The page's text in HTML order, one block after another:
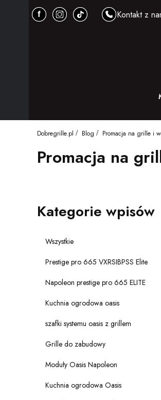
Kontakt z
Dobregrille.pl Blog Promacja na grille i
Promacja na
Kategorie wpisów
Wszystkie
Prestige pro 665 VXRSIBPSS Elite
Napoleon prestige pro 665 ELITE
Kuchnia ogrodowa oasis
szafki systemu oasis z grillem
Grille do zabudowy
Moduły Oasis Napoleon
Kuchnia ogrodowa Oasis